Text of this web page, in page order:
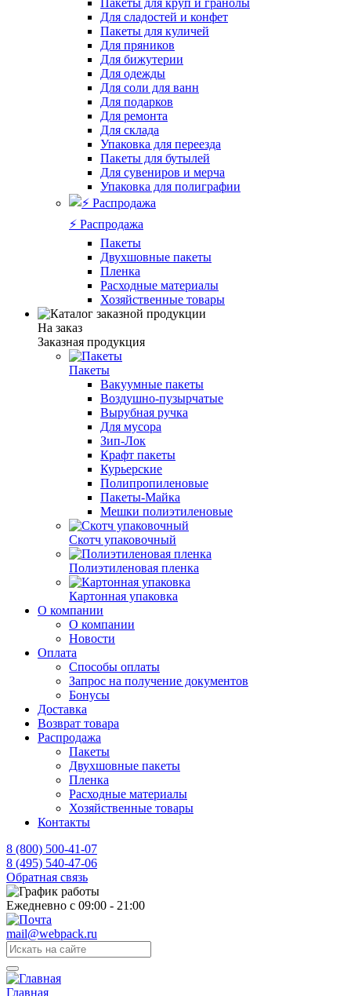
Пакеты для круп и гранолы
Для сладостей и конфет
Пакеты для куличей
Для пряников
Для бижутерии
Для одежды
Для соли для ванн
Для подарков
Для ремонта
Для склада
Упаковка для переезда
Пакеты для бутылей
Для сувениров и мерча
Упаковка для полиграфии
⚡️ Распродажа
Пакеты
Двухшовные пакеты
Пленка
Расходные материалы
Хозяйственные товары
На заказ
Заказная продукция
Пакеты
Вакуумные пакеты
Воздушно-пузырчатые
Вырубная ручка
Для мусора
Зип-Лок
Крафт пакеты
Курьерские
Полипропиленовые
Пакеты-Майка
Мешки полиэтиленовые
Скотч упаковочный
Полиэтиленовая пленка
Картонная упаковка
О компании
О компании
Новости
Оплата
Способы оплаты
Запрос на получение документов
Бонусы
Доставка
Возврат товара
Распродажа
Пакеты
Двухшовные пакеты
Пленка
Расходные материалы
Хозяйственные товары
Контакты
8 (800) 500-41-07
8 (495) 540-47-06
Обратная связь
Ежедневно с 09:00 - 21:00
mail@webpack.ru
Главная